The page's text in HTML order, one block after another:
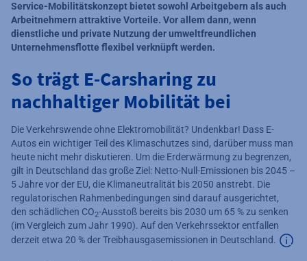
Service-Mobilitätskonzept bietet sowohl Arbeitgebern als auch
Arbeitnehmern attraktive Vorteile. Vor allem dann, wenn
dienstliche und private Nutzung der umweltfreundlichen
Unternehmensflotte flexibel verknüpft werden.
So trägt E-Carsharing zu
nachhaltiger Mobilität bei
Die Verkehrswende ohne Elektromobilität? Undenkbar! Dass E-
Autos ein wichtiger Teil des Klimaschutzes sind, darüber muss man
heute nicht mehr diskutieren. Um die Erderwärmung zu begrenzen,
gilt in Deutschland das große Ziel: Netto-Null-Emissionen bis 2045 –
5 Jahre vor der EU, die Klimaneutralität bis 2050 anstrebt. Die
regulatorischen Rahmenbedingungen sind darauf ausgerichtet,
den schädlichen CO2-Ausstoß bereits bis 2030 um 65 % zu senken
(im Vergleich zum Jahr 1990). Auf den Verkehrssektor entfallen
derzeit etwa 20 % der Treibhausgasemissionen in Deutschland.